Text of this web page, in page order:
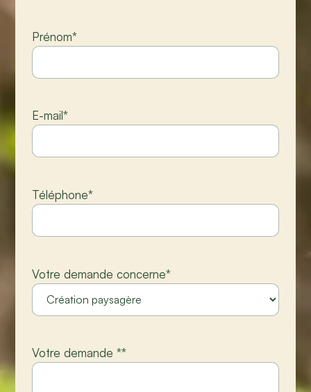
Prénom*
E-mail*
Téléphone*
Votre demande concerne*
Votre demande **